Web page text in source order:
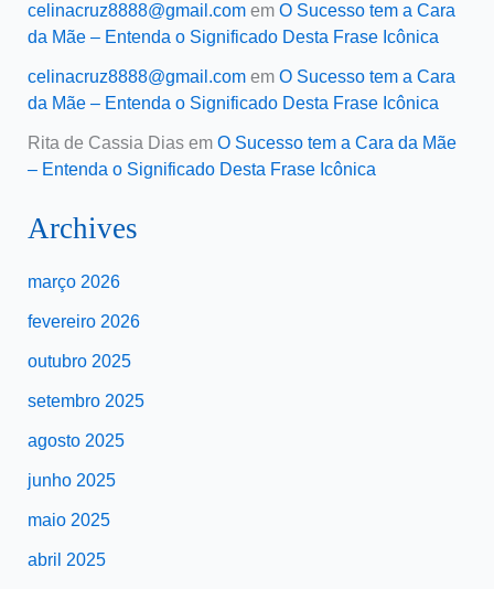
celinacruz8888@gmail.comem O Sucesso tem a Cara
da Mãe – Entenda o Significado Desta Frase Icônica
celinacruz8888@gmail.comem O Sucesso tem a Cara
da Mãe – Entenda o Significado Desta Frase Icônica
Rita de Cassia Diasem O Sucesso tem a Cara da Mãe
– Entenda o Significado Desta Frase Icônica
Archives
março 2026
fevereiro 2026
outubro 2025
setembro 2025
agosto 2025
junho 2025
maio 2025
abril 2025